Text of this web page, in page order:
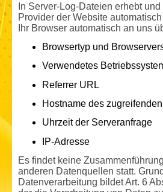
In Server-Log-Dateien erhebt
Provider der Website
Ihr Browser automatisch an uns
Browsertyp und
Verwendetes
Referrer URL
Hostname des
Uhrzeit der Serveranfrage
IP-Adresse
Es findet keine
anderen Datenquellen statt.
Datenverarbeitung bildet Art. 6